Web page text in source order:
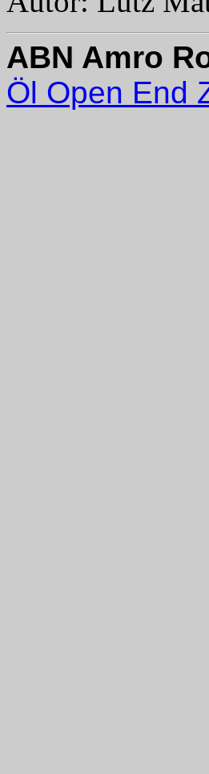
ABN Amro
Öl Open End